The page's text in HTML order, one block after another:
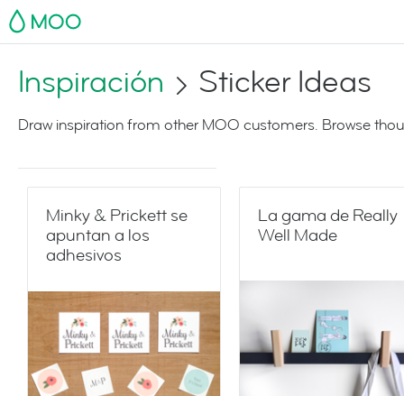
MOO
Inspiración Sticker Ideas
Draw inspiration from other MOO customers. Browse
Minky & Prickett se
apuntan a los
adhesivos
La gama de Really
Well Made